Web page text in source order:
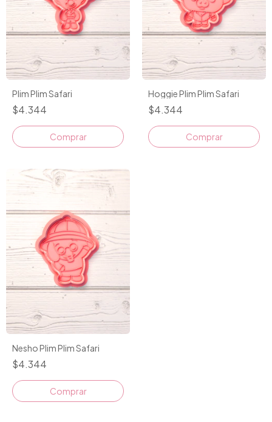
Plim Plim Safari
$4.344
Comprar
Hoggie Plim Plim Safari
$4.344
Comprar
Nesho Plim Plim Safari
$4.344
Comprar